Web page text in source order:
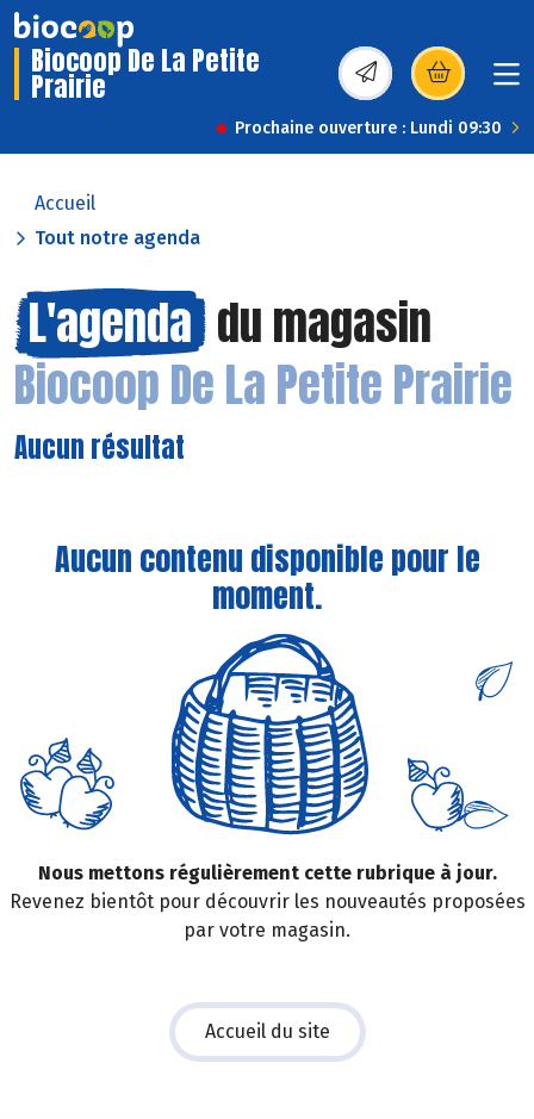
Biocoop De La Petite
Prairie (s’ouvre dans une
Prochaine ouverture : Lundi 09:30
Accueil
Tout notre agenda
L'agenda du magasin
Biocoop De La Petite Prairie
Aucun résultat
Aucun contenu disponible pour le
moment.
Nous mettons régulièrement cette rubrique à jour.
Revenez bientôt pour découvrir les nouveautés proposées
par votre magasin.
Accueil du site